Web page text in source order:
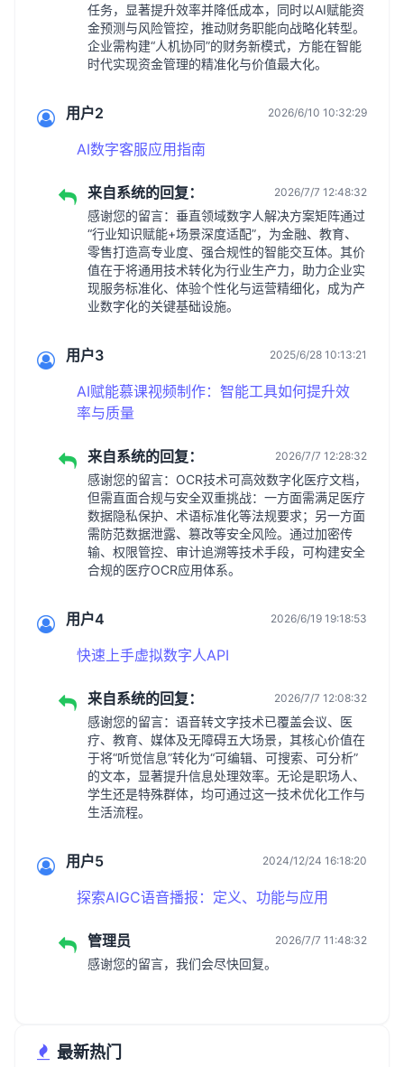
任务，显著提升效率并降低成本，同时以AI赋能资
金预测与风险管控，推动财务职能向战略化转型。
企业需构建“人机协同”的财务新模式，方能在智能
时代实现资金管理的精准化与价值最大化。
用户2 2026/6/10 10:32:29
AI数字客服应用指南
来自系统的回复： 2026/7/7 12:48:32
感谢您的留言：垂直领域数字人解决方案矩阵通过
“行业知识赋能+场景深度适配”，为金融、教育、
零售打造高专业度、强合规性的智能交互体。其价
值在于将通用技术转化为行业生产力，助力企业实
现服务标准化、体验个性化与运营精细化，成为产
业数字化的关键基础设施。
用户3 2025/6/28 10:13:21
AI赋能慕课视频制作：智能工具如何提升效
率与质量
来自系统的回复： 2026/7/7 12:28:32
感谢您的留言：OCR技术可高效数字化医疗文档，
但需直面合规与安全双重挑战：一方面需满足医疗
数据隐私保护、术语标准化等法规要求；另一方面
需防范数据泄露、篡改等安全风险。通过加密传
输、权限管控、审计追溯等技术手段，可构建安全
合规的医疗OCR应用体系。
用户4 2026/6/19 19:18:53
快速上手虚拟数字人API
来自系统的回复： 2026/7/7 12:08:32
感谢您的留言：语音转文字技术已覆盖会议、医
疗、教育、媒体及无障碍五大场景，其核心价值在
于将“听觉信息”转化为“可编辑、可搜索、可分析”
的文本，显著提升信息处理效率。无论是职场人、
学生还是特殊群体，均可通过这一技术优化工作与
生活流程。
用户5 2024/12/24 16:18:20
探索AIGC语音播报：定义、功能与应用
管理员 2026/7/7 11:48:32
感谢您的留言，我们会尽快回复。
最新热门